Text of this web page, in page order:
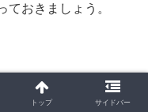
ておきましょう。
トップ サイドバー